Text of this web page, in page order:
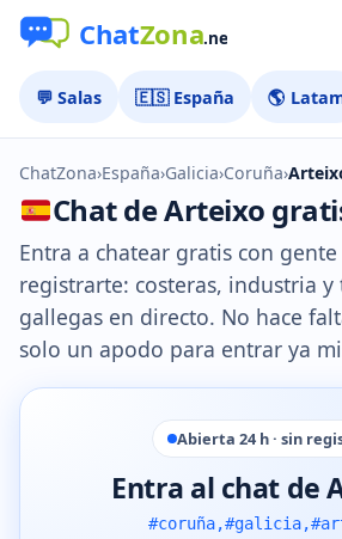
💬 Salas 🇪🇸 España 🌎
ChatZona›España›Galicia›Coruña›
Chat de Arteixo
Entra a chatear gratis con
registrarte: costeras, industria y
gallegas en directo. No hace
solo un apodo para entrar ya
Abierta 24 h · sin
Entra al chat de